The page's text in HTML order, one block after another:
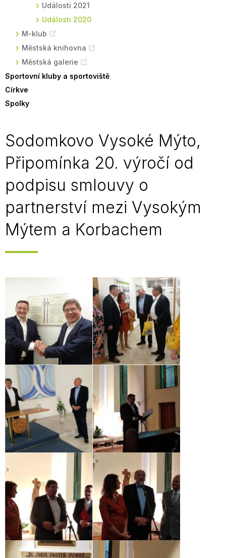
Události 2021
Události 2020
M-klub
Městská knihovna
Městská galerie
Sportovní kluby a sportoviště
Církve
Spolky
Sodomkovo Vysoké Mýto,
Připomínka 20. výročí od
podpisu smlouvy o
partnerství mezi Vysokým
Mýtem a Korbachem